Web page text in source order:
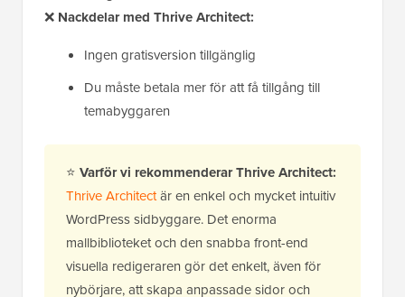
❌ Nackdelar med Thrive Architect:
Ingen gratisversion tillgänglig
Du måste betala mer för att få tillgång till
temabyggaren
⭐ Varför vi rekommenderar Thrive Architect:
Thrive Architectär en enkel och mycket intuitiv
WordPress sidbyggare. Det enorma
mallbiblioteket och den snabba front-end
visuella redigeraren gör det enkelt, även för
nybörjare, att skapa anpassade sidor och